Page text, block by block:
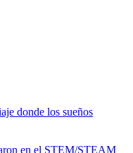
donde los sueños
en el STEM/STEAM